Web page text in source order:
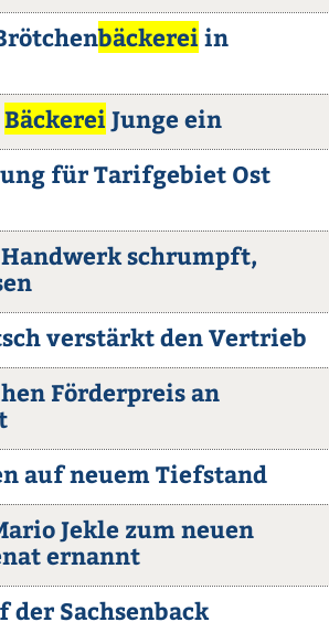
bäckerei in
Bäckerei Junge ein
für Tarifgebiet Ost
schrumpft,
verstärkt den Vertrieb
Förderpreis an
auf neuem Tiefstand
Jekle zum neuen
ernannt
der Sachsenback